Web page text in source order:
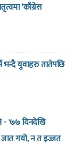
‘काँग्रेस
भन्दै युवाहरु तातेपछि
- '७७ दिनदेखि
जात गयो, न त इज्जत